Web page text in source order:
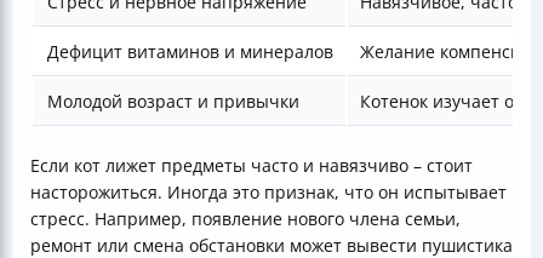
Дефицит витаминов и минералов Желание
Молодой возраст и привычки Котенок изучает
Если кот лижет предметы часто и навязчиво – стоит
насторожиться. Иногда это признак, что он испытывает
стресс. Например, появление нового члена семьи,
ремонт или смена обстановки может вывести пушистика